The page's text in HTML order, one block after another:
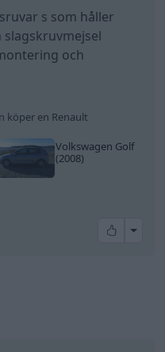
s som håller
och
köper en Renault
Volkswagen Golf
(2008)
All